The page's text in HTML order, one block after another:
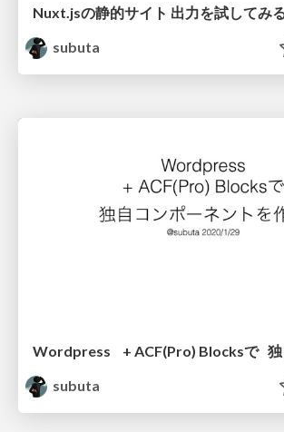
Nuxt.jsの静的サイト 出力を試してみ
subuta
subuta